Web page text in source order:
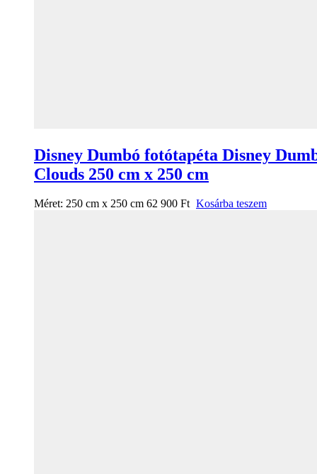
Disney Dumbó fotótapéta Disney
Clouds 250 cm x 250 cm
Méret: 250 cm x 250 cm 62 900 Ft Kosárba teszem